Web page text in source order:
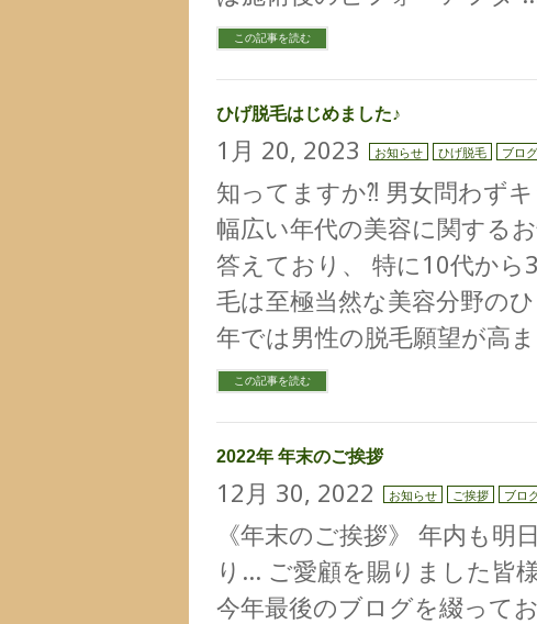
この記事を読む
ひげ脱毛はじめました♪
1月 20, 2023 お知らせ ひげ脱毛 ブログ
知ってますか⁈ 男女問わず
幅広い年代の美容に関する
答えており、 特に10代から
毛は至極当然な美容分野の
年では男性の脱毛願望が高
この記事を読む
2022年 年末のご挨拶
12月 30, 2022 お知らせ ご挨拶 ブロ
《年末のご挨拶》 年内も明
り… ご愛顧を賜りました皆
今年最後のブログを綴って